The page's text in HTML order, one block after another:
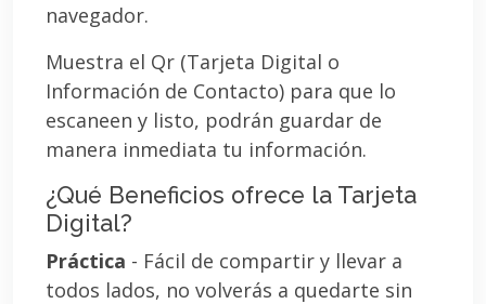
navegador.
Muestra el Qr (Tarjeta Digital o
Información de Contacto) para que lo
escaneen y listo, podrán guardar de
manera inmediata tu información.
¿Qué Beneficios ofrece la Tarjeta
Digital?
Práctica - Fácil de compartir y llevar a
todos lados, no volverás a quedarte sin